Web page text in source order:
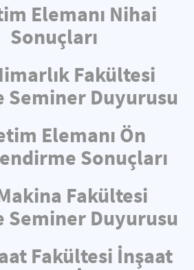
Elemanı Nihai
Sonuçları
Fakültesi
Seminer Duyurusu
Elemanı Ön
Sonuçları
Fakültesi
Seminer Duyurusu
Fakültesi İnşaat